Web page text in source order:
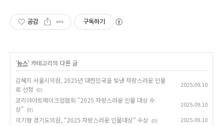
공감 구독하기
'뉴스' 카테고리의 다른 글
김혜지 서울시의원, 2025년 대한민국을 빛낸 자랑스러운 인물
로 선정
(0)
2025.09.10
코리아아트메이크업협회 "2025 자랑스러운 인물 대상 수
상"
(0)
2025.09.10
이기형 경기도의원, “2025 자랑스러운 인물대상” 수상 (0) 2025.09.10